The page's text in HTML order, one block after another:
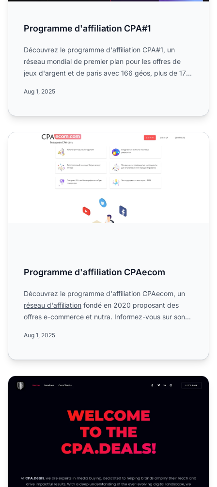
Programme d'affiliation CPA#1
Découvrez le programme d'affiliation CPA#1, un
réseau mondial de premier plan pour les offres de
jeux d'argent et de paris avec 166 géos, plus de 17
Aug 1, 2025
Programme d'affiliation CPAecom
Programme d'affiliation CPAecom
Découvrez le programme d'affiliation CPAecom, un
réseau d'affiliation fondé en 2020 proposant des
offres e-commerce et nutra. Informez-vous sur son
Aug 1, 2025
Programme d'affiliation CPA Deals